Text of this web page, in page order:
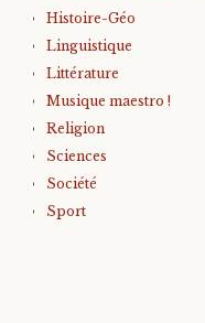
Histoire-Géo
Linguistique
Littérature
Musique maestro !
Religion
Sciences
Société
Sport